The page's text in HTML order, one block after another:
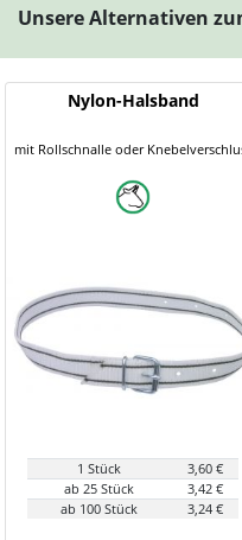
Unsere Alternativen
Nylon-Halsband
mit Rollschnalle oder
1 Stück
3,60 €
ab 25 Stück
3,42 €
ab 100 Stück
3,24 €